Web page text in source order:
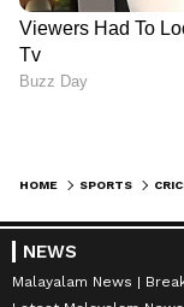
HOME SPORTS
NEWS
Malayalam News